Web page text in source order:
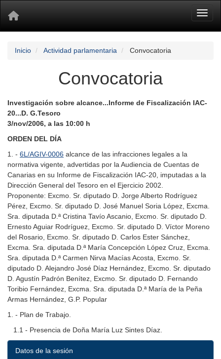
Inicio Actividad parlamentaria Convocatoria
Convocatoria
Investigación sobre alcance...Informe de Fiscalización IAC-
20...D. G.Tesoro
3/nov/2006, a las 10:00 h
ORDEN DEL DÍA
1. - 6L/AGIV-0006 alcance de las infracciones legales a la
normativa vigente, advertidas por la Audiencia de Cuentas de
Canarias en su Informe de Fiscalización IAC-20, imputadas a la
Dirección General del Tesoro en el Ejercicio 2002.
Proponente: Excmo. Sr. diputado D. Jorge Alberto Rodríguez
Pérez, Excmo. Sr. diputado D. José Manuel Soria López, Excma.
Sra. diputada D.ª Cristina Tavío Ascanio, Excmo. Sr. diputado D.
Ernesto Aguiar Rodríguez, Excmo. Sr. diputado D. Víctor Moreno
del Rosario, Excmo. Sr. diputado D. Carlos Ester Sánchez,
Excma. Sra. diputada D.ª María Concepción López Cruz, Excma.
Sra. diputada D.ª Carmen Nirva Macías Acosta, Excmo. Sr.
diputado D. Alejandro José Díaz Hernández, Excmo. Sr. diputado
D. Agustín Padrón Benítez, Excmo. Sr. diputado D. Fernando
Toribio Fernández, Excma. Sra. diputada D.ª María de la Peña
Armas Hernández, G.P. Popular
1. - Plan de Trabajo.
1.1 - Presencia de Doña María Luz Sintes Díaz.
Datos de la sesión